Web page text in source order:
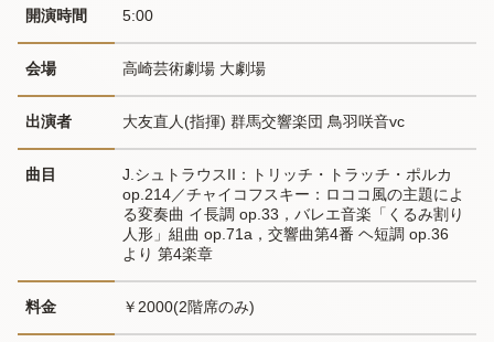
開演時間 5:00
会場 高崎芸術劇場 大劇場
出演者 大友直人(指揮) 群馬交響楽団 鳥羽咲音vc
曲目
J.シュトラウスII：トリッチ・トラッチ・ポルカ
op.214／チャイコフスキー：ロココ風の主題によ
る変奏曲 イ長調 op.33，バレエ音楽「くるみ割り
人形」組曲 op.71a，交響曲第4番 ヘ短調 op.36
より 第4楽章
料金 ￥2000(2階席のみ)